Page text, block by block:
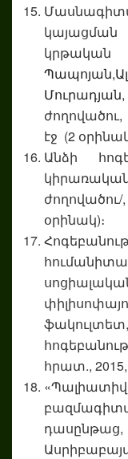
կայացման
կրթական
Պապոյան,
Մուրադյան,
էջ (2
Անձի
օրինակ)։
հրատ., 2015,